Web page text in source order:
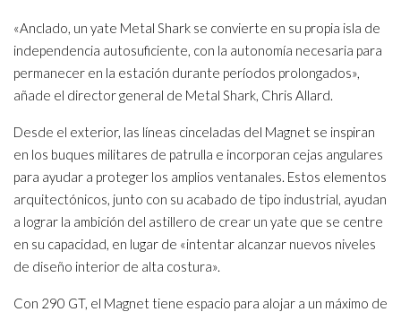
«Anclado, un yate Metal Shark se convierte en su propia isla de
independencia autosuficiente, con la autonomía necesaria para
permanecer en la estación durante períodos prolongados»,
añade el director general de Metal Shark, Chris Allard.
Desde el exterior, las líneas cinceladas del Magnet se inspiran
en los buques militares de patrulla e incorporan cejas angulares
para ayudar a proteger los amplios ventanales. Estos elementos
arquitectónicos, junto con su acabado de tipo industrial, ayudan
a lograr la ambición del astillero de crear un yate que se centre
en su capacidad, en lugar de «intentar alcanzar nuevos niveles
de diseño interior de alta costura».
Con 290 GT, el Magnet tiene espacio para alojar a un máximo de